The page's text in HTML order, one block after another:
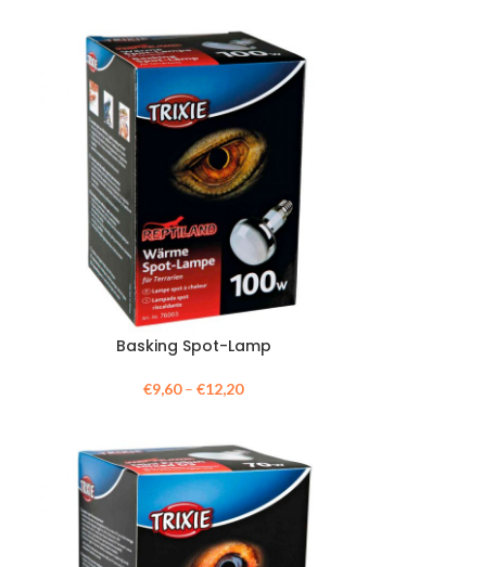
Basking Spot-Lamp
€9,60–€12,20